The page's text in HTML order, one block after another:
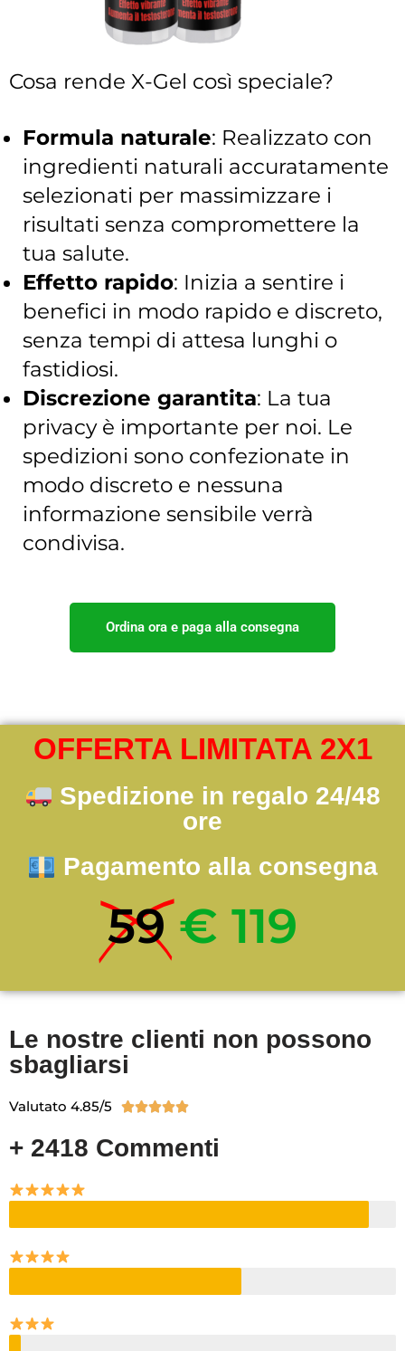
Cosa rende X-Gel così speciale?
Formula naturale: Realizzato con
ingredienti naturali accuratamente
selezionati per massimizzare i
risultati senza compromettere la
tua salute.
Effetto rapido: Inizia a sentire i
benefici in modo rapido e discreto,
senza tempi di attesa lunghi o
fastidiosi.
Discrezione garantita: La tua
privacy è importante per noi. Le
spedizioni sono confezionate in
modo discreto e nessuna
informazione sensibile verrà
condivisa.
Ordina ora e paga alla consegna
OFFERTA LIMITATA 2X1
Spedizione in regalo 24/48
ore
Pagamento alla consegna
59 € 119
Le nostre clienti non possono
sbagliarsi
Valutato 4.85/5 
+ 2418 Commenti